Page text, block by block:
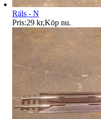
Räls - N
Pris:29 kr,Köp nu.